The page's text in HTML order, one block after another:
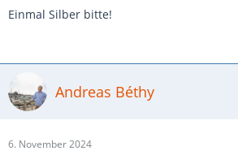
Einmal Silber bitte!
Andreas Béthy
6. November 2024